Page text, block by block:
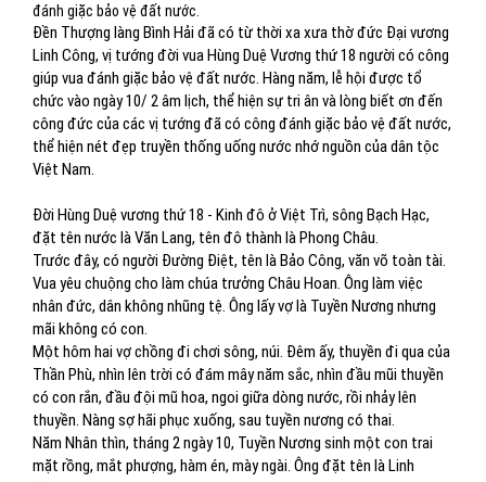
đánh giặc bảo vệ đất nước.
Đền Thượng làng Bình Hải đã có từ thời xa xưa thờ đức Đại vương
Linh Công, vị tướng đời vua Hùng Duệ Vương thứ 18 người có công
giúp vua đánh giặc bảo vệ đất nước. Hàng năm, lễ hội được tổ
chức vào ngày 10/ 2 âm lịch, thể hiện sự tri ân và lòng biết ơn đến
công đức của các vị tướng đã có công đánh giặc bảo vệ đất nước,
thể hiện nét đẹp truyền thống uống nước nhớ nguồn của dân tộc
Việt Nam.
Đời Hùng Duệ vương thứ 18 - Kinh đô ở Việt Trì, sông Bạch Hạc,
đặt tên nước là Văn Lang, tên đô thành là Phong Châu.
Trước đây, có người Đường Điệt, tên là Bảo Công, văn võ toàn tài.
Vua yêu chuộng cho làm chúa trưởng Châu Hoan. Ông làm việc
nhân đức, dân không nhũng tệ. Ông lấy vợ là Tuyền Nương nhưng
mãi không có con.
Một hôm hai vợ chồng đi chơi sông, núi. Đêm ấy, thuyền đi qua của
Thần Phù, nhìn lên trời có đám mây năm sắc, nhìn đầu mũi thuyền
có con rắn, đầu đội mũ hoa, ngoi giữa dòng nước, rồi nhảy lên
thuyền. Nàng sợ hãi phục xuống, sau tuyền nương có thai.
Năm Nhân thìn, tháng 2 ngày 10, Tuyền Nương sinh một con trai
mặt rồng, mắt phượng, hàm én, mày ngài. Ông đặt tên là Linh